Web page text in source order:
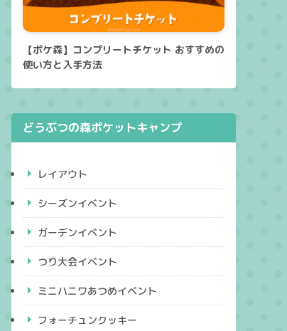
【ポケ森】コンプリートチケット おすすめの
使い方と入手方法
どうぶつの森ポケットキャンプ
レイアウト
シーズンイベント
ガーデンイベント
つり大会イベント
ミニハニワあつめイベント
フォーチュンクッキー